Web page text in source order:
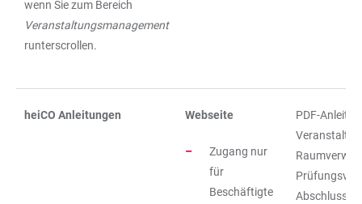
wenn Sie zum Bereich
Veranstaltungsmanagement
runterscrollen.
heiCO Anleitungen Webseite
Zugang nur
für
Beschäftigte
PDF-